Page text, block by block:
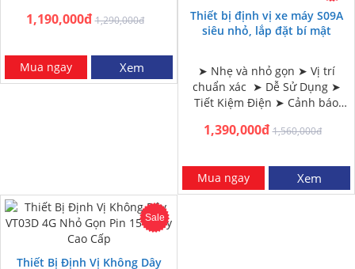
1,190,000đ 1,290,000đ
Mua ngay Xem
Thiết bị định vị xe máy S09A
siêu nhỏ, lắp đặt bí mật
➤ Nhẹ và nhỏ gọn ➤ Vị trí
chuẩn xác ➤ Dễ Sử Dụng ➤
Tiết Kiệm Điện ➤ Cảnh báo
1,390,000đ 1,560,000đ
Mua ngay Xem
Sale
Thiết Bị Định Vị Không Dây